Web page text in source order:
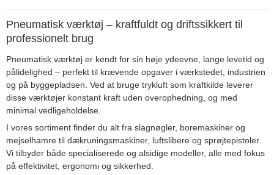
Pneumatisk værktøj – kraftfuldt og driftssikkert til
professionelt brug
Pneumatisk værktøj er kendt for sin høje ydeevne, lange levetid og
pålidelighed – perfekt til krævende opgaver i værkstedet, industrien
og på byggepladsen. Ved at bruge trykluft som kraftkilde leverer
disse værktøjer konstant kraft uden overophedning, og med
minimal vedligeholdelse.
I vores sortiment finder du alt fra slagnøgler, boremaskiner og
mejselhamre til dækruningsmaskiner, luftslibere og sprøjtepistoler.
Vi tilbyder både specialiserede og alsidige modeller, alle med fokus
på effektivitet, ergonomi og sikkerhed.